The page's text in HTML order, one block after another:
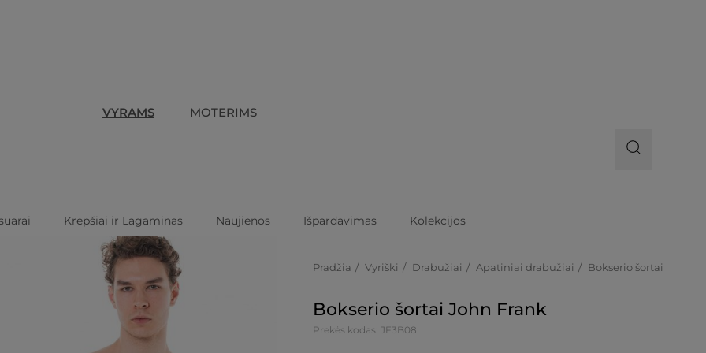
VYRAMS MOTERIMS
Krepšiai ir Lagaminas Naujienos Išpardavimas Kolekcijos
Pradžia Vyriški Drabužiai Apatiniai drabužiai Bokserio šortai
Bokserio šortai John Frank
Prekės kodas: JF3B08